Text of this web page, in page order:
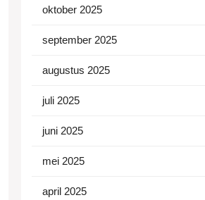
oktober 2025
september 2025
augustus 2025
juli 2025
juni 2025
mei 2025
april 2025